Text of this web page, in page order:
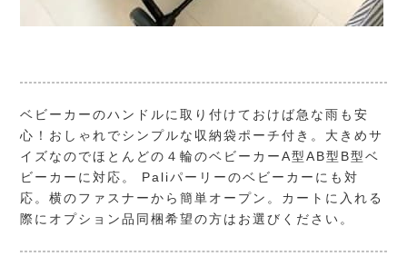
ベビーカーのハンドルに取り付けておけば急な雨も安
心！おしゃれでシンプルな収納袋ポーチ付き。大きめサ
イズなのでほとんどの４輪のベビーカーA型AB型B型ベ
ビーカーに対応。 Paliパーリーのベビーカーにも対
応。横のファスナーから簡単オープン。カートに入れる
際にオプション品同梱希望の方はお選びください。